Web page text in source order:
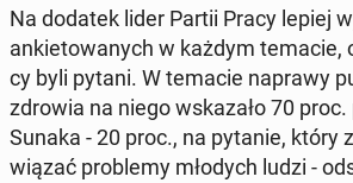
Na dodatek lider Partii Pracy lepiej
an­kie­to­wa­nych w każdym temacie,
cy byli pytani. W temacie naprawy
zdrowia na niego wska­za­ło 70
Sunaka - 20 proc., na pytanie, który
wią­zać pro­ble­my młodych ludzi -